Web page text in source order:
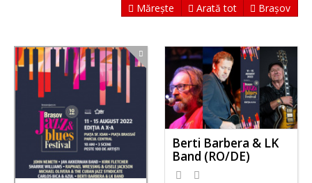
Mărește Arată tot Brașov
Berti Barbera & LK
Band (RO/DE)